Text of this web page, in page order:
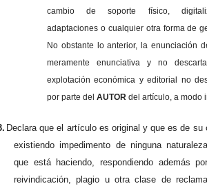
cambio de soporte físico,
adaptaciones o cualquier otra forma de
No obstante lo anterior, la enunciación
meramente enunciativa y no
explotación económica y editorial no
por parte del AUTORdel artículo, a modo
Declara que el artículo es original y que es de
existiendo impedimento de ninguna
que está haciendo, respondiendo además
reivindicación, plagio u otra clase de